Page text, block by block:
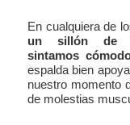
En cualquiera de
un sillón de
sintamos
espalda bien
nuestro momento
de molestias